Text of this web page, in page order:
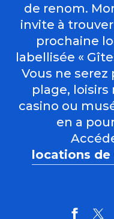
de renom.
invite à
prochaine
labellisée «
Vous ne serez
plage, loisirs
casino ou
en a
locations de